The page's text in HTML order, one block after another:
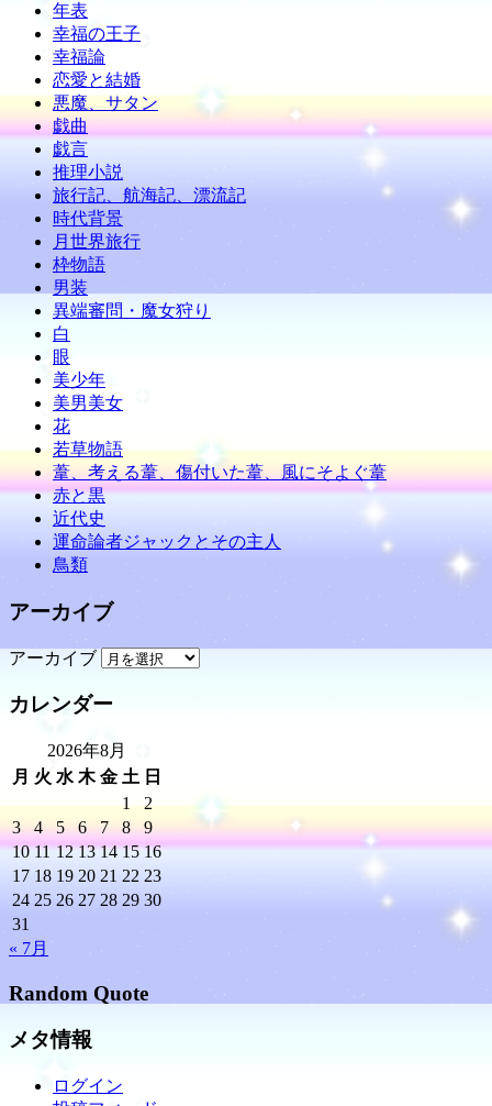
年表
幸福の王子
幸福論
恋愛と結婚
悪魔、サタン
戯曲
戯言
推理小説
旅行記、航海記、漂流記
時代背景
月世界旅行
枠物語
男装
異端審問・魔女狩り
白
眼
美少年
美男美女
花
若草物語
葦、考える葦、傷付いた葦、風にそよぐ葦
赤と黒
近代史
運命論者ジャックとその主人
鳥類
アーカイブ
アーカイブ
カレンダー
2026年8月
月 火 水 木 金 土 日
1
2
3
4 5 6 7 8
9
10 11 12 13 14 15 16
17 18 19 20 21 22 23
24 25 26 27 28 29 30
31
« 7月
Random Quote
メタ情報
ログイン